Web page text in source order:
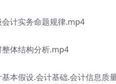
计实务命题规律.mp4
体结构分析.mp4
假设.会计基础.会计信息质